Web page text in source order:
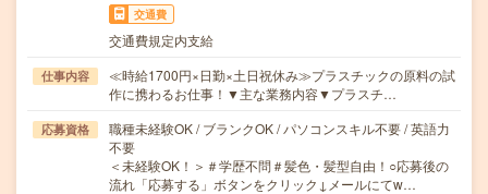
交通費
交通費規定内支給
仕事内容
≪時給1700円×日勤×土日祝休み≫プラスチックの原料の試
作に携わるお仕事！▼主な業務内容▼プラスチ…
応募資格
職種未経験OK / ブランクOK / パソコンスキル不要 / 英語力
不要
＜未経験OK！＞＃学歴不問＃髪色・髪型自由！○応募後の
流れ「応募する」ボタンをクリック↓メールにてw…